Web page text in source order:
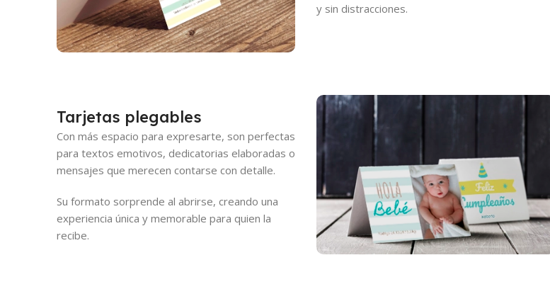
y sin distracciones.
Tarjetas plegables
Con más espacio para expresarte, son perfectas
para textos emotivos, dedicatorias elaboradas o
mensajes que merecen contarse con detalle.
Su formato sorprende al abrirse, creando una
experiencia única y memorable para quien la
recibe.